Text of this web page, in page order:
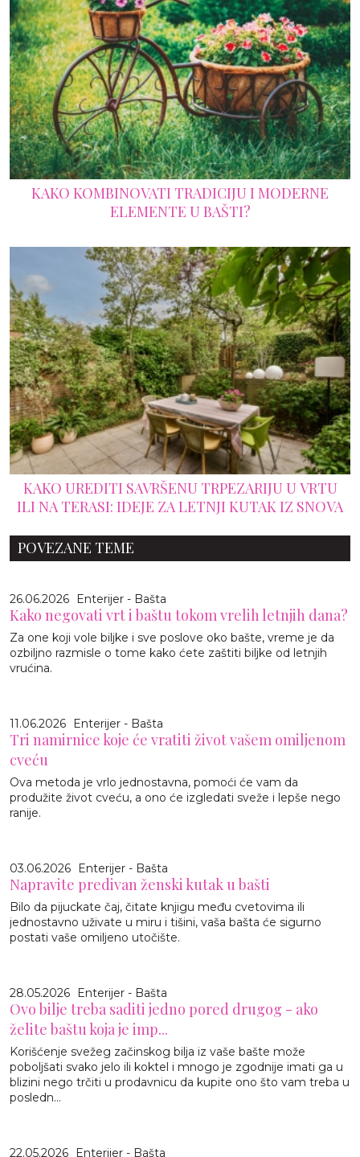
KAKO KOMBINOVATI TRADICIJU I MODERNE
ELEMENTE U BAŠTI?
KAKO UREDITI SAVRŠENU TRPEZARIJU U VRTU
ILI NA TERASI: IDEJE ZA LETNJI KUTAK IZ SNOVA
POVEZANE TEME
26.06.2026 Enterijer - Bašta
Kako negovati vrt i baštu tokom vrelih letnjih dana?
Za one koji vole biljke i sve poslove oko bašte, vreme je da
ozbiljno razmisle o tome kako ćete zaštiti biljke od letnjih
vrućina.
11.06.2026 Enterijer - Bašta
Tri namirnice koje će vratiti život vašem omiljenom
cveću
Ova metoda je vrlo jednostavna, pomoći će vam da
produžite život cveću, a ono će izgledati sveže i lepše nego
ranije.
03.06.2026 Enterijer - Bašta
Napravite predivan ženski kutak u bašti
Bilo da pijuckate čaj, čitate knjigu među cvetovima ili
jednostavno uživate u miru i tišini, vaša bašta će sigurno
postati vaše omiljeno utočište.
28.05.2026 Enterijer - Bašta
Ovo bilje treba saditi jedno pored drugog - ako
želite baštu koja je imp...
Korišćenje svežeg začinskog bilja iz vaše bašte može
poboljšati svako jelo ili koktel i mnogo je zgodnije imati ga u
blizini nego trčiti u prodavnicu da kupite ono što vam treba u
posledn...
22.05.2026 Enterijer - Bašta